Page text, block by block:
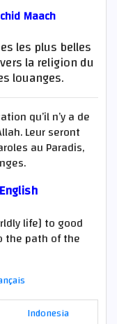
Maach
les plus belles
la religion du
louanges.
qu’il n’y a de
Leur seront
au Paradis,
life] to good
the path of the
Indonesia